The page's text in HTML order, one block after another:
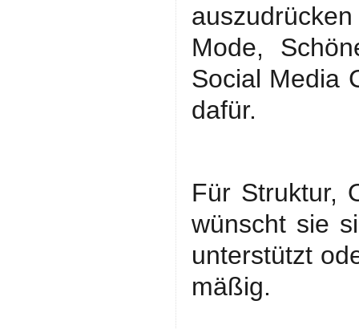
Mode,
Social Media
dafür.
Für Struktur,
wünscht sie
unterstützt
mäßig.